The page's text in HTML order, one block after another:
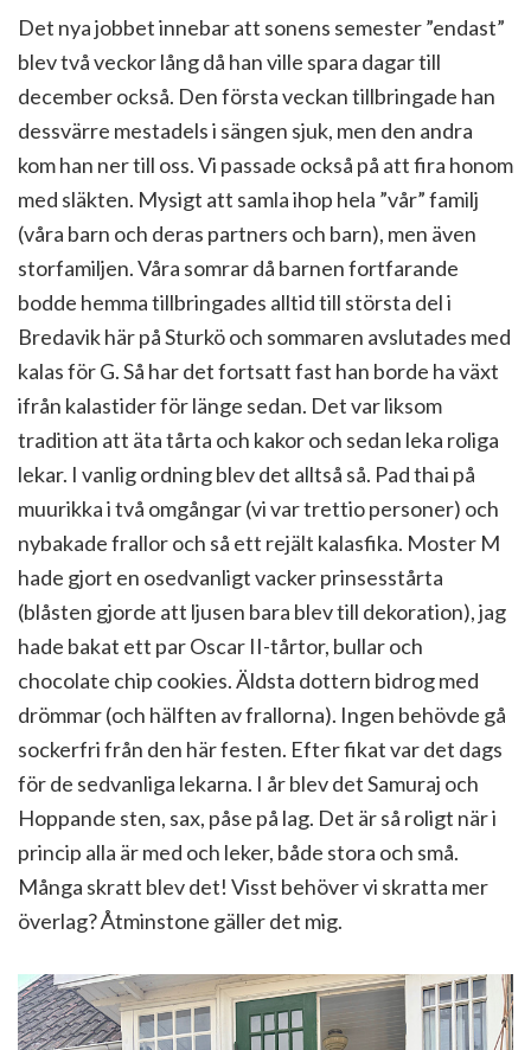
Det nya jobbet innebar att sonens semester ”endast”
blev två veckor lång då han ville spara dagar till
december också. Den första veckan tillbringade han
dessvärre mestadels i sängen sjuk, men den andra
kom han ner till oss. Vi passade också på att fira honom
med släkten. Mysigt att samla ihop hela ”vår” familj
(våra barn och deras partners och barn), men även
storfamiljen. Våra somrar då barnen fortfarande
bodde hemma tillbringades alltid till största del i
Bredavik här på Sturkö och sommaren avslutades med
kalas för G. Så har det fortsatt fast han borde ha växt
ifrån kalastider för länge sedan. Det var liksom
tradition att äta tårta och kakor och sedan leka roliga
lekar. I vanlig ordning blev det alltså så. Pad thai på
muurikka i två omgångar (vi var trettio personer) och
nybakade frallor och så ett rejält kalasfika. Moster M
hade gjort en osedvanligt vacker prinsesstårta
(blåsten gjorde att ljusen bara blev till dekoration), jag
hade bakat ett par Oscar II-tårtor, bullar och
chocolate chip cookies. Äldsta dottern bidrog med
drömmar (och hälften av frallorna). Ingen behövde gå
sockerfri från den här festen. Efter fikat var det dags
för de sedvanliga lekarna. I år blev det Samuraj och
Hoppande sten, sax, påse på lag. Det är så roligt när i
princip alla är med och leker, både stora och små.
Många skratt blev det! Visst behöver vi skratta mer
överlag? Åtminstone gäller det mig.